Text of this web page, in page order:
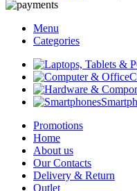
Menu
Categories
Promotions
Home
About us
Our Contacts
Delivery & Return
Outlet